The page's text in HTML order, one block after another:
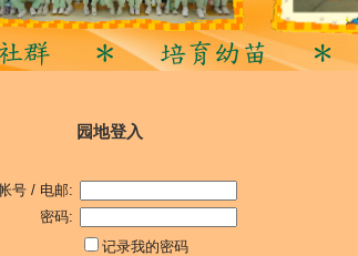
园地登入
号 / 电邮:
密码:
记录我的密码